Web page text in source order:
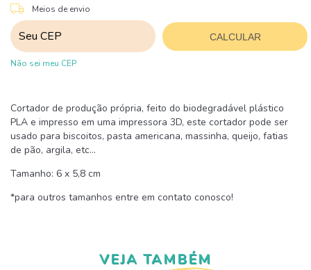
Entregas para o CEP:
Meios de envio
CALCULAR
Não sei meu CEP
Cortador de produção própria, feito do biodegradável plástico
PLA e impresso em uma impressora 3D, este cortador pode ser
usado para biscoitos, pasta americana, massinha, queijo, fatias
de pão, argila, etc...
Tamanho: 6 x 5,8 cm
*para outros tamanhos entre em contato conosco!
VEJA TAMBÉM